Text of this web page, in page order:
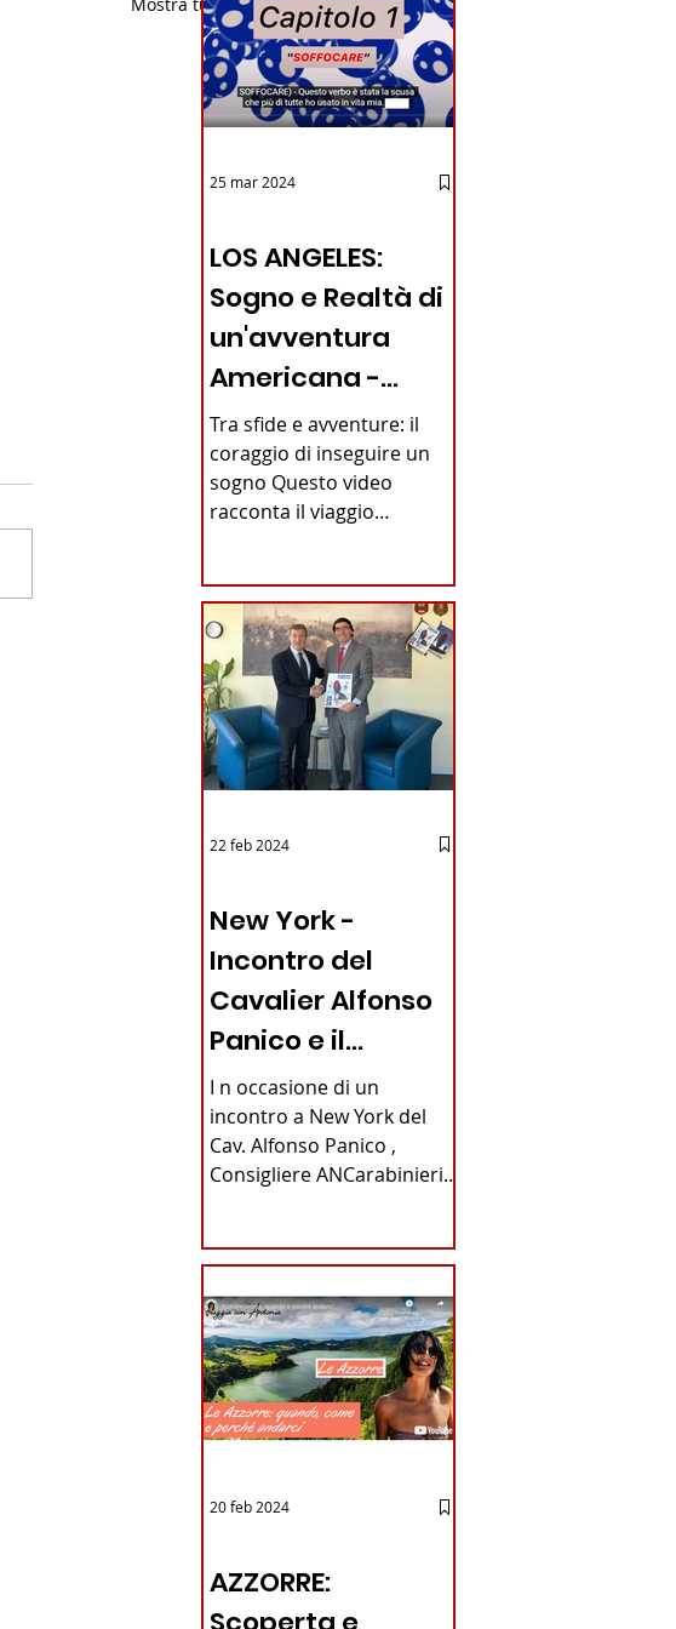
LOS ANGELES:
Sogno e Realtà di
un'avventura
Americana -
VIDEO
Tra sfide e avventure: il
coraggio di inseguire un
sogno Questo video
racconta il viaggio
25 mar 2024
New York -
Incontro del
Cavalier Alfonso
Panico e il
Generale dei
Carabinieri
Fabrizio Parrulli
I n occasione di un
incontro a New York del
Cav. Alfonso Panico ,
Consigliere ANCarabinieri
22 feb 2024
AZZORRE:
20 feb 2024